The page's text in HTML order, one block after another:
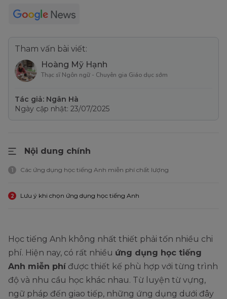
Tham vấn bài viết:
Hoàng Mỹ Hạnh
Thạc sĩ Ngôn ngữ - Chuyên gia Giáo dục sớm
Tác giả: Ngân Hà
Ngày cập nhật: 23/07/2025
Nội dung chính
1 Các ứng dụng học tiếng Anh miễn phí chất lượng
2 Lưu ý khi chọn ứng dụng học tiếng Anh
Học tiếng Anh không nhất thiết phải tốn nhiều chi
phí. Hiện nay, có rất nhiều ứng dụng học tiếng
Anh miễn phí được thiết kế phù hợp với từng trình
độ và nhu cầu học khác nhau. Từ luyện từ vựng,
ngữ pháp đến giao tiếp, những ứng dụng dưới đây